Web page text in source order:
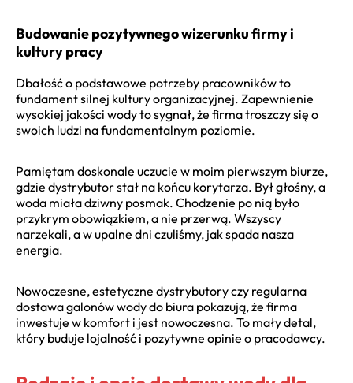
Budowanie pozytywnego wizerunku firmy i
kultury pracy
Dbałość o podstawowe potrzeby pracowników to
fundament silnej kultury organizacyjnej. Zapewnienie
wysokiej jakości wody to sygnał, że firma troszczy się o
swoich ludzi na fundamentalnym poziomie.
Pamiętam doskonale uczucie w moim pierwszym biurze,
gdzie dystrybutor stał na końcu korytarza. Był głośny, a
woda miała dziwny posmak. Chodzenie po nią było
przykrym obowiązkiem, a nie przerwą. Wszyscy
narzekali, a w upalne dni czuliśmy, jak spada nasza
energia.
Nowoczesne, estetyczne dystrybutory czy regularna
dostawa galonów wody do biura pokazują, że firma
inwestuje w komfort i jest nowoczesna. To mały detal,
który buduje lojalność i pozytywne opinie o pracodawcy.